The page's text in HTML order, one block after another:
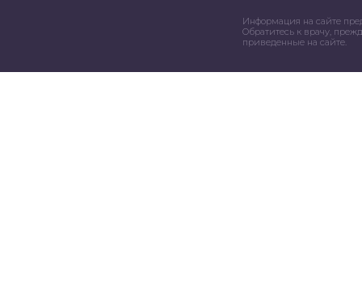
Информация на сайте
Обратитесь к врачу,
приведенные на сайте.